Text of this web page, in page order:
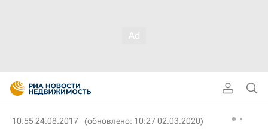
10:55 24.08.2017 (обновлено: 10:27 02.03.2020)